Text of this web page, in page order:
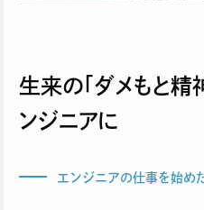
生来の「ダメもと精
ンジニアに
エンジニアの仕事を始め